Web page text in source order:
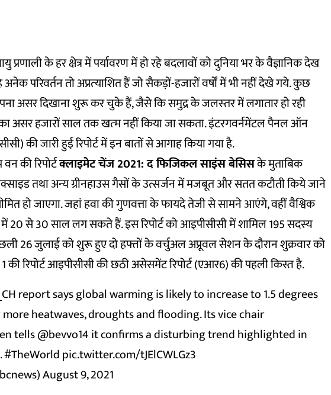
प्रणाली के हर क्षेत्र में पर्यावरण में हो रहे बदलावों को दुनिया भर के वैज्ञानिक देख
परिवर्तन तो अप्रत्‍याशित हैं जो सैकड़ों-हजारों वर्षों में भी नहीं देखे गये. कुछ
असर दिखाना शुरू कर चुके हैं, जैसे कि समुद्र के जलस्‍तर में लगातार हो रही
असर हजारों साल तक खत्‍म नहीं किया जा सकता. इंटरगवर्नमेंटल पैनल ऑन
की जारी हुई रिपोर्ट में इन बातों से आगाह किया गया है.
की रिपोर्टक्लाइमेट चेंज 2021: द फिजिकल साइंस बेसिसके मुताबिक
तथा अन्य ग्रीनहाउस गैसों के उत्सर्जन में मजबूत और सतत कटौती किये जाने
हो जाएगा. जहां हवा की गुणवत्ता के फायदे तेजी से सामने आएंगे, वहीं वैश्विक
में 20 से 30 साल लग सकते हैं. इस रिपोर्ट को आइपीसीसी में शामिल 195 सदस्य
26 जुलाई को शुरू हुए दो हफ्तों के वर्चुअल अप्रूवल सेशन के दौरान शुक्रवार को
1 की रिपोर्ट आइपीसीसी की छठी असेसमेंट रिपोर्ट (एआर6) की पहली किस्त है.
report says global warming is likely to increase to 1.5 degrees
heatwaves, droughts and flooding. Its vice chair
tells@bevvo14it confirms a disturbing trend highlighted in
#TheWorldpic.twitter.com/tJElCWLGz3
August 9, 2021